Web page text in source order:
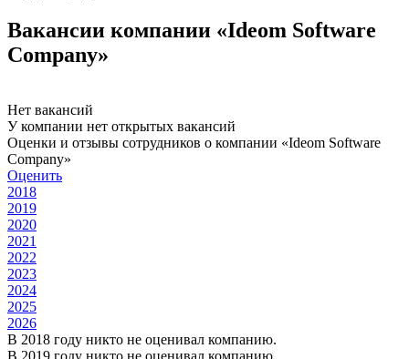
Вакансии компании «Ideom Software
Company»
Нет вакансий
У компании нет открытых вакансий
Оценки и отзывы сотрудников о компании «Ideom Software
Company»
Оценить
2018
2019
2020
2021
2022
2023
2024
2025
2026
В 2018 году никто не оценивал компанию.
В 2019 году никто не оценивал компанию.